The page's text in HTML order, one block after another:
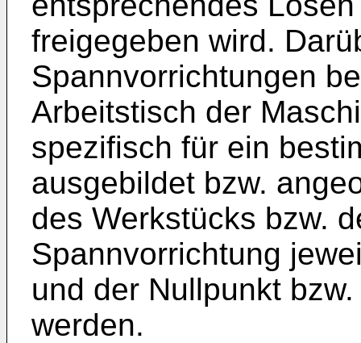
freigegeben wird.
Spannvorrichtungen
Arbeitstisch der
spezifisch für ein
ausgebildet bzw.
des Werkstücks bzw.
Spannvorrichtung
und der Nullpunkt
werden.